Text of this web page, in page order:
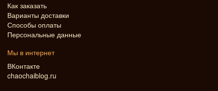
Как заказать
Варианты доставки
Способы оплаты
Персональные данные
Мы в интернет
ВКонтакте
chaochaiblog.ru